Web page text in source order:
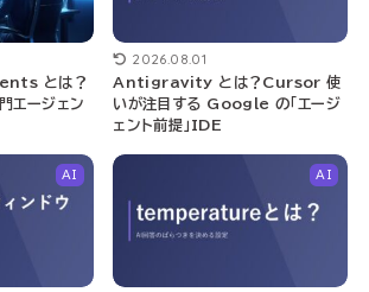
とは？
エージェン
2026.08.01
Antigravity とは？Cursor 使
いが注目する Google の「エージ
ェント前提」IDE
AI AI